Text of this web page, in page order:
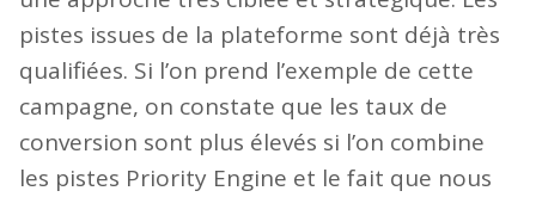
pistes issues de la plateforme sont déjà très
qualifiées. Si l’on prend l’exemple de cette
campagne, on constate que les taux de
conversion sont plus élevés si l’on combine
les pistes Priority Engine et le fait que nous